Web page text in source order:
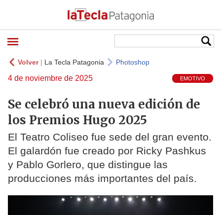
Volver| La Tecla Patagonia Photoshop
4 de noviembre de 2025 EMOTIVO
Se celebró una nueva edición de
los Premios Hugo 2025
El Teatro Coliseo fue sede del gran evento.
El galardón fue creado por Ricky Pashkus
y Pablo Gorlero, que distingue las
producciones más importantes del país.